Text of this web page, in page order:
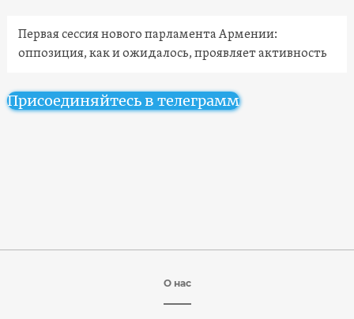
Первая сессия нового парламента Армении:
оппозиция, как и ожидалось, проявляет активность
Присоединяйтесь в телеграмм
О нас